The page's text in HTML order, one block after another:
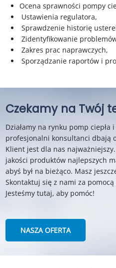
Ocena sprawności pompy
Ustawienia regulatora,
Sprawdzenie historię
Zidentyfikowanie
Zakres prac naprawczych,
Sporządzanie raportów i
Czekamy na Twój
Działamy na rynku pomp
profesjonalni konsultanci dbają
Klient jest dla nas
jakości produktów najlepszych
abyś był na bieżąco. Masz
Skontaktuj się z nami za
Jesteśmy tutaj, aby pomóc!
NASZA OFERTA